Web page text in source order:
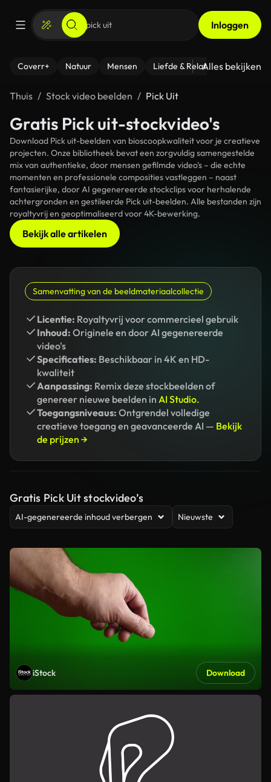
Inloggen
Coverr+ Natuur Mensen Liefde & Relaties - Fitness
Alles bekijken
Thuis Stock video beelden Pick Uit
Gratis Pick uit-stockvideo's
Download Pick uit-beelden van bioscoopkwaliteit voor je creatieve
projecten. Onze bibliotheek bevat een zorgvuldig samengestelde
mix van authentieke, door mensen gefilmde video's – die echte
momenten en professionele composities vastleggen – naast
fantasierijke, door AI gegenereerde stockclips voor herhalende
achtergronden en gestileerde Pick uit-beelden. Alle bestanden zijn
royaltyvrij en geoptimaliseerd voor 4K-bewerking.
Bekijk alle artikelen
Samenvatting van de beeldmateriaalcollectie
Licentie: Royaltyvrij voor commercieel gebruik
Inhoud: Originele en door AI gegenereerde
video's
Specificaties: Beschikbaar in 4K en HD-
kwaliteit
Aanpassing: Remix deze stockbeelden of
genereer nieuwe beelden in AI Studio.
Toegangsniveaus: Ontgrendel volledige
creatieve toegang en geavanceerde AI — Bekijk
de prijzen →
Gratis Pick Uit stockvideo’s
AI-gegenereerde inhoud verbergen Nieuwste
iStock Download